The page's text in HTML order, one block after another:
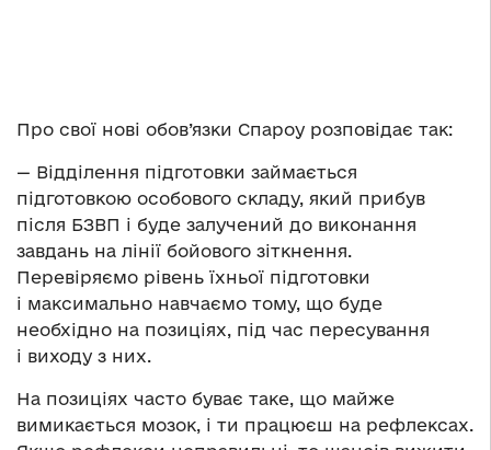
Про свої нові обов’язки Спароу розповідає так:
— Відділення підготовки займається
підготовкою особового складу, який прибув
після БЗВП і буде залучений до виконання
завдань на лінії бойового зіткнення.
Перевіряємо рівень їхньої підготовки
і максимально навчаємо тому, що буде
необхідно на позиціях, під час пересування
і виходу з них.
На позиціях часто буває таке, що майже
вимикається мозок, і ти працюєш на рефлексах.